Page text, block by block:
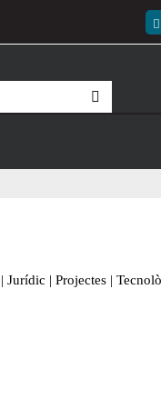
| Jurídic | Projectes |